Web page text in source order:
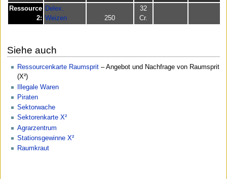
Ressource
2:
Delex.
Weizen
250
32
Cr.
Siehe auch
Ressourcenkarte Raumsprit – Angebot und Nachfrage von Raumsprit
(X²)
Illegale Waren
Piraten
Sektorwache
Sektorenkarte X²
Agrarzentrum
Stationsgewinne X²
Raumkraut